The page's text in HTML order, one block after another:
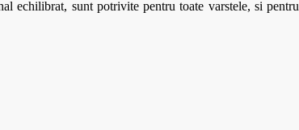
echilibrat, sunt potrivite pentru toate varstele, si pentru